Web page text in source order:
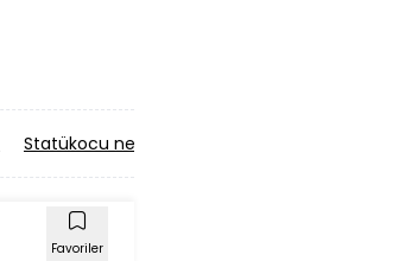
Statükocu ne anlama gelir?
Favoriler